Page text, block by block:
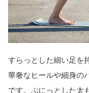
すらっとした細い足を
華奢なヒールや細身の
です。ぷにっとした太